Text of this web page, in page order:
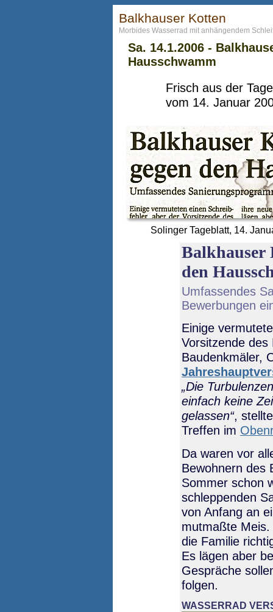
Balkhauser Kotten
Morbides Wasserrad mit anhängendem
Sa. 14.1.2006 -
Hausschwamm
Frisch aus der
vom 14. Januar
Solinger Tageblatt, 14.
Balkhauser
den
Umfassendes
Bewerbungen
Einige
Vorsitzende des
Baudenkmäler,
Die
einfach keine
gelassen ,
Treffen im
Da waren vor
Bewohnern des
Sommer schon
schleppenden
von Anfang an
mutmaßte
die Familie
Es lägen aber
Gespräche
folgen.
WASSERRAD